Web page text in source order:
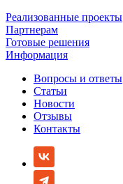
Реализованные проекты
Партнерам
Готовые решения
Информация
Вопросы и ответы
Статьи
Новости
Отзывы
Контакты